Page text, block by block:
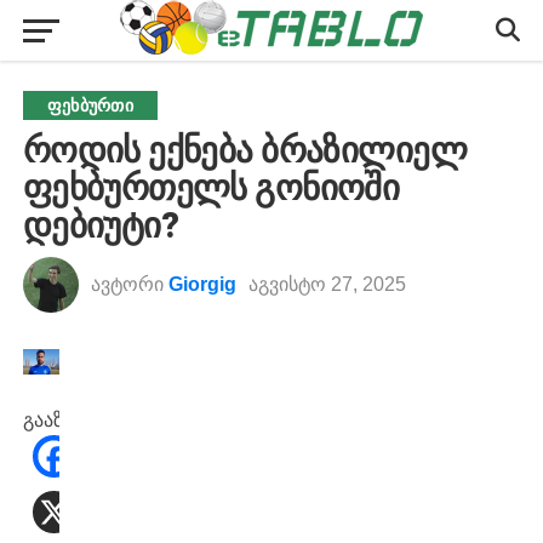
ᲤᲔᲮᲑᲣᲠᲗᲘ
როდის ექნება ბრაზილიელ
ფეხბურთელს გონიოში
დებიუტი?
ავტორი Giorgig აგვისტო 27, 2025
გააზიარეთ